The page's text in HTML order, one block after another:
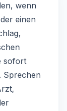
wenn
einen
sofort
Sprechen